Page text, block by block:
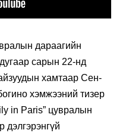
дараагийн
сарын 22-нд
хамтаар Сен-
хэмжээний тизер
in Paris” цувралын
дэлгэрэнгүй